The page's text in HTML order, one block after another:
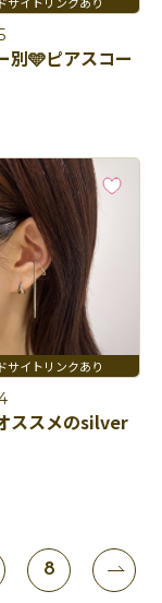
別🩵ピアスコー
ススメのsilver
8